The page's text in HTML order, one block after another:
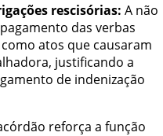
rescisórias: A não
das verbas
atos que causaram
justificando a
de indenização
reforça a função